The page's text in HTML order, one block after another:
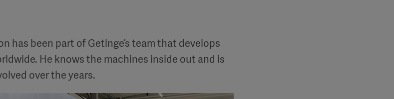
has been part of Getinge’s team that develops
He knows the machines inside out and is
over the years.